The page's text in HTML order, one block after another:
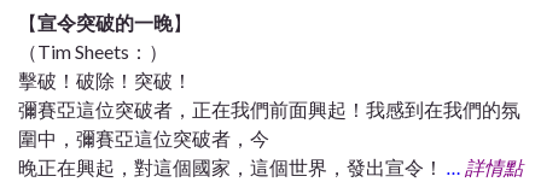
【宣令突破的一晚】
（Tim Sheets：）
擊破！破除！突破！
彌賽亞這位突破者，正在我們前面興起！我感到在我們的氛
圍中，彌賽亞這位突破者，今
晚正在興起，對這個國家，這個世界，發出宣令！
詳情點